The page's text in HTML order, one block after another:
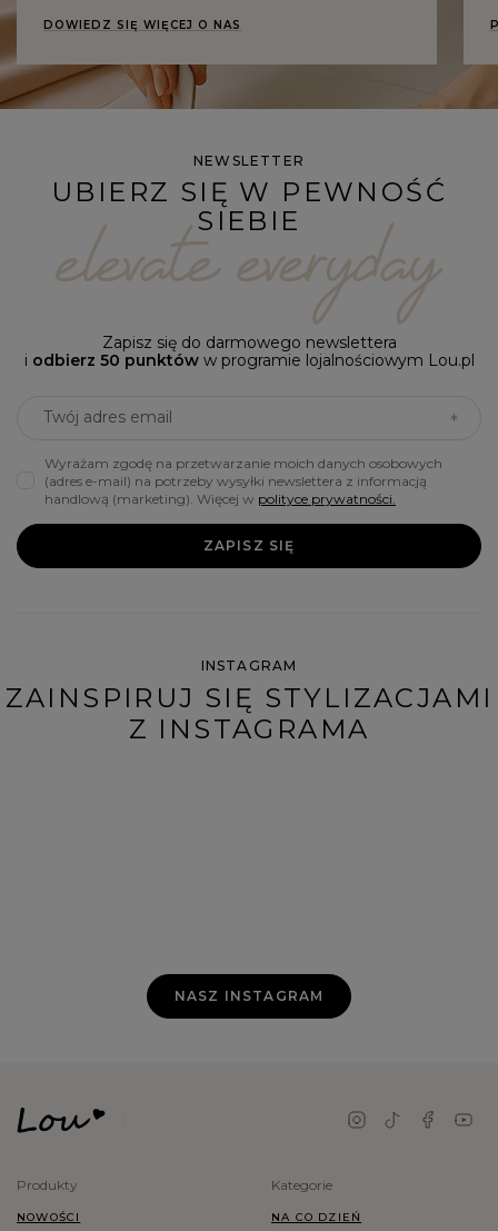
DOWIEDZ SIĘ WIĘCEJ O NAS
NEWSLETTER
UBIERZ SIĘ W PEWNOŚĆ
SIEBIE
Zapisz się do darmowego newslettera
i odbierz 50 punktóww programie lojalnościowym Lou.pl
Twój adres email
Wyrażam zgodę na przetwarzanie moich danych osobowych
(adres e-mail) na potrzeby wysyłki newslettera z informacją
handlową (marketing). Więcej w polityce prywatności.
ZAPISZ SIĘ
INSTAGRAM
ZAINSPIRUJ SIĘ STYLIZACJAMI
Z INSTAGRAMA
NASZ INSTAGRAM
Produkty
NOWOŚCI
Kategorie
NA CO DZIEŃ